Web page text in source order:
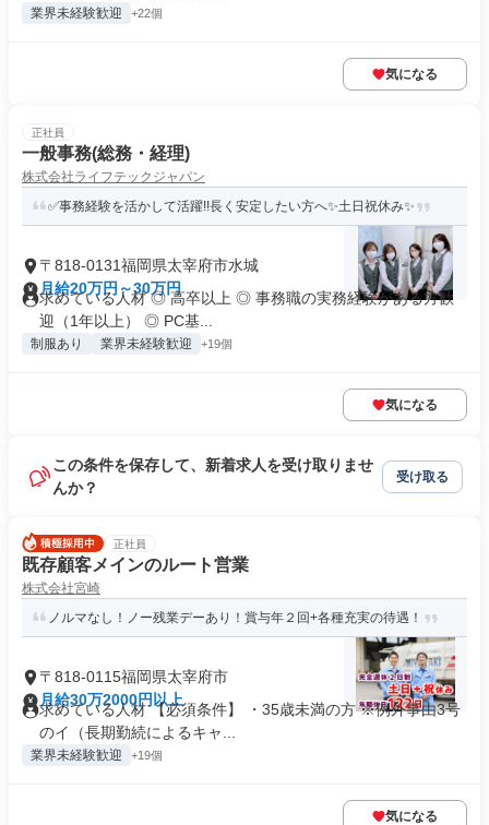
業界未経験歓迎 +22個
気になる
正社員
一般事務(総務・経理)
株式会社ライフテックジャパン
✅事務経験を活かして活躍!!長く安定したい方へ✨土日祝休み✨
〒818-0131福岡県太宰府市水城
月給20万円～30万円
求めている人材 ◎ 高卒以上 ◎ 事務職の実務経験がある方歓
迎（1年以上） ◎ PC基...
制服あり 業界未経験歓迎 +19個
気になる
この条件を保存して、新着求人を受け取りませ
んか？
受け取る
正社員
既存顧客メインのルート営業
株式会社宮崎
ノルマなし！ノー残業デーあり！賞与年２回+各種充実の待遇！
〒818-0115福岡県太宰府市
月給30万2000円以上
求めている人材 【必須条件】 ・35歳未満の方 ※例外事由3号
のイ（長期勤続によるキャ...
業界未経験歓迎 +19個
気になる